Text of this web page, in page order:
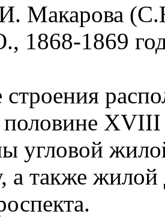
Макарова
1868-1869
XVIII
угловой
а также